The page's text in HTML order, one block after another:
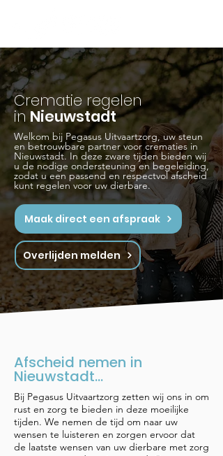
Crematie regelen
inNieuwstadt
Welkom bij Pegasus Uitvaartzorg, uw steun
en betrouwbare partner voor crematies in
Nieuwstadt. In deze zware tijden bieden wij
u de nodige ondersteuning en begeleiding,
zodat u een passend en respectvol afscheid
kunt regelen voor uw dierbare.
Maak direct een afspraak
Overlijden melden
Afscheid nemen in
Nieuwstadt...
Bij Pegasus Uitvaartzorg zetten wij ons in om
rust en zorg te bieden in deze moeilijke
tijden. We nemen de tijd om naar uw
wensen te luisteren en zorgen ervoor dat
de laatste wensen van uw dierbare met zorg